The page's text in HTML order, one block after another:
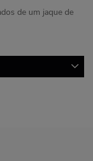
de um jaque de